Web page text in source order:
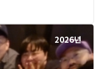
2026년